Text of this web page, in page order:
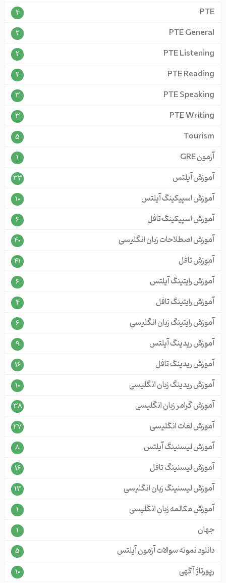
PTE
4
PTE General
2
PTE Listening
2
PTE Reading
2
PTE Speaking
3
PTE Writing
3
Tourism
5
آزمون GRE 1
آموزش آیلتس 33
آموزش اسپیکینگ آیلتس 10
آموزش اسپیکینگ تافل 6
آموزش اصطلاحات زبان انگلیسی 40
آموزش تافل 41
آموزش رایتینگ آیلتس 6
آموزش رایتینگ تافل 4
آموزش رایتینگ زبان انگلیسی 6
آموزش ریدینگ آیلتس 9
آموزش ریدینگ تافل 16
آموزش ریدینگ زبان انگلیسی 10
آموزش گرامر زبان انگلیسی 38
آموزش لغات انگلیسی 27
آموزش لیسنینگ آیلتس 8
آموزش لیسنینگ تافل 16
آموزش لیسنینگ زبان انگلیسی 13
آموزش مکالمه زبان انگلیسی 1
جهان 1
دانلود نمونه سوالات آزمون آیلتس 5
رپورتاژ آگهی 10